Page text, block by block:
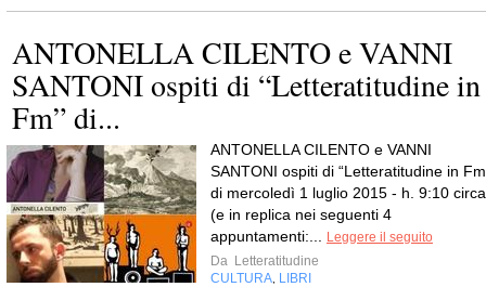
ANTONELLA CILENTO e VANNI
SANTONI ospiti di “Letteratitudine in
Fm” di...
ANTONELLA CILENTO e VANNI
SANTONI ospiti di “Letteratitudine in
di mercoledì 1 luglio 2015 - h. 9:10 circa
(e in replica nei seguenti 4
appuntamenti:...
Leggere il seguito
Da Letteratitudine
CULTURA LIBRI